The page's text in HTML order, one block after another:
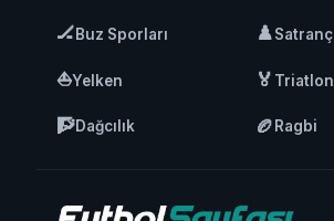
🏒Buz Sporları ♟️Satranç
⛵Yelken 🏅 Triatlon
🧗Dağcılık 🏉 Ragbi